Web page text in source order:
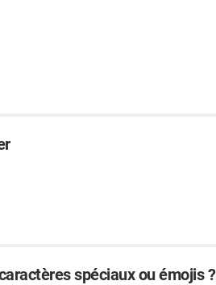
spéciaux ou émojis ?